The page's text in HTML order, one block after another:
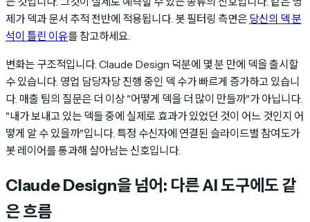
제가 덱과 문서 추적 전반에 적용됩니다. 봇 필터링 측면은 당신의 덱 분
석이 틀린 이유를 참고하세요.
변화는 구조적입니다. Claude Design 덕분에 몇 분 만에 덱을 출시할
수 있습니다. 영업 담당자당 진행 중인 덱 수가 빠르게 증가하고 있습니
다. 매출 팀의 질문은 더 이상 "어떻게 덱을 더 많이 만들까"가 아닙니다.
"내가 보내고 있는 덱들 중에 실제로 효과가 있었던 것이 어느 것인지 어
떻게 알 수 있을까"입니다. 특정 수신자에 연결된 슬라이드별 참여도가
봇 레이어를 통과해 살아남는 신호입니다.
Claude Design을 넘어: 다른 AI 도구에도 같
은 흐름